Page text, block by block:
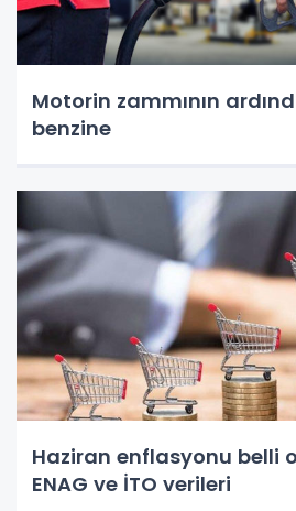
Motorin zammının
benzine
Haziran enflasyonu belli
ENAG ve İTO verileri